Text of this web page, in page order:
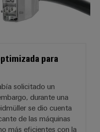
para
solicitado un
durante una
se dio cuenta
de las máquinas
más eficientes con la